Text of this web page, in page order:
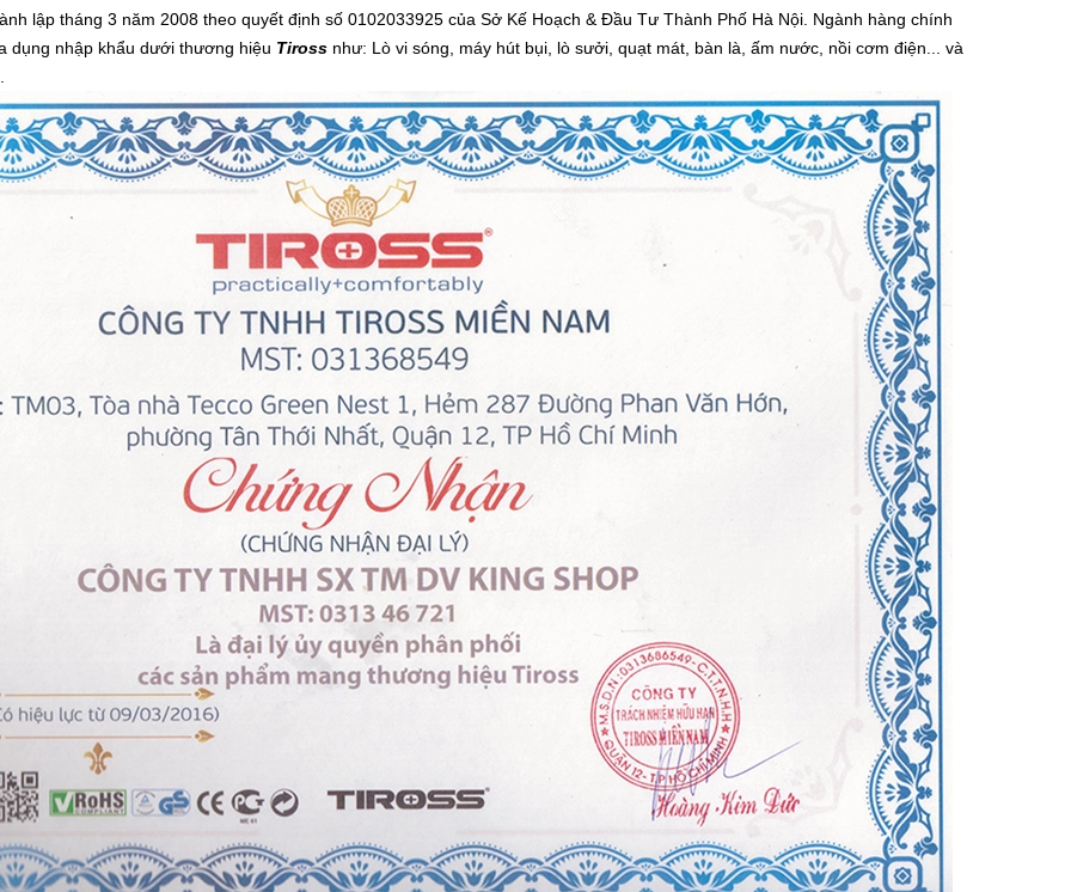
nhưng hiện đại, máy có kích thước gọn nhẹ, tiết kiệm không gian
mang theo khi đi dã ngoại, tiệm kinh doanh đồ ăn sáng,...
lập tháng 3 năm 2008 theo quyết định số 0102033925 của Sở Kế Hoạch & Đầu Tư Thành Phố Hà Nội. Ngành hàng chính
dụng nhập khẩu dưới thương hiệu Tiross như: Lò vi sóng, máy hút bụi, lò sưởi, quạt mát, bàn là, ấm nước, nồi cơm điện... và